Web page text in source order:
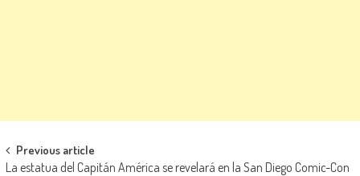
Navegación de entradas
Previous article
La estatua del Capitán América se revelará en la San Diego Comic-Con